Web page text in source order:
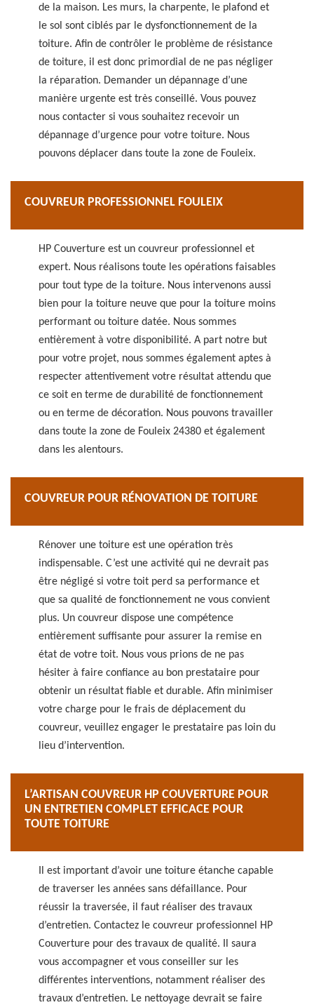
de la maison. Les murs, la charpente, le plafond et
le sol sont ciblés par le dysfonctionnement de la
toiture. Afin de contrôler le problème de résistance
de toiture, il est donc primordial de ne pas négliger
la réparation. Demander un dépannage d’une
manière urgente est très conseillé. Vous pouvez
nous contacter si vous souhaitez recevoir un
dépannage d’urgence pour votre toiture. Nous
pouvons déplacer dans toute la zone de Fouleix.
COUVREUR PROFESSIONNEL FOULEIX
HP Couverture est un couvreur professionnel et
expert. Nous réalisons toute les opérations faisables
pour tout type de la toiture. Nous intervenons aussi
bien pour la toiture neuve que pour la toiture moins
performant ou toiture datée. Nous sommes
entièrement à votre disponibilité. A part notre but
pour votre projet, nous sommes également aptes à
respecter attentivement votre résultat attendu que
ce soit en terme de durabilité de fonctionnement
ou en terme de décoration. Nous pouvons travailler
dans toute la zone de Fouleix 24380 et également
dans les alentours.
COUVREUR POUR RÉNOVATION DE TOITURE
Rénover une toiture est une opération très
indispensable. C’est une activité qui ne devrait pas
être négligé si votre toit perd sa performance et
que sa qualité de fonctionnement ne vous convient
plus. Un couvreur dispose une compétence
entièrement suffisante pour assurer la remise en
état de votre toit. Nous vous prions de ne pas
hésiter à faire confiance au bon prestataire pour
obtenir un résultat fiable et durable. Afin minimiser
votre charge pour le frais de déplacement du
couvreur, veuillez engager le prestataire pas loin du
lieu d’intervention.
L’ARTISAN COUVREUR HP COUVERTURE POUR
UN ENTRETIEN COMPLET EFFICACE POUR
TOUTE TOITURE
Il est important d’avoir une toiture étanche capable
de traverser les années sans défaillance. Pour
réussir la traversée, il faut réaliser des travaux
d’entretien. Contactez le couvreur professionnel HP
Couverture pour des travaux de qualité. Il saura
vous accompagner et vous conseiller sur les
différentes interventions, notamment réaliser des
travaux d’entretien. Le nettoyage devrait se faire